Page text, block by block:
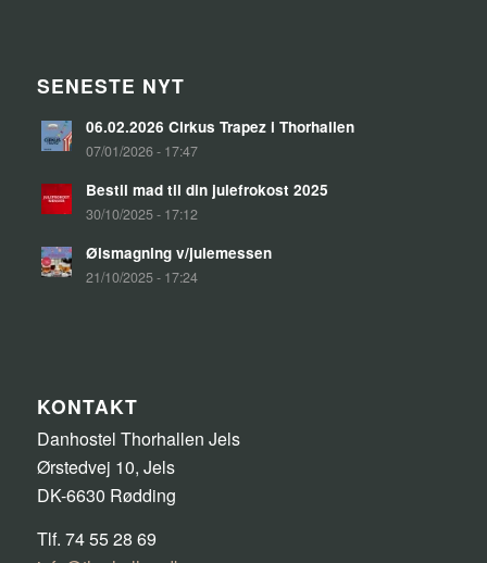
SENESTE NYT
06.02.2026 Cirkus Trapez i Thorhallen
07/01/2026 - 17:47
Bestil mad til din julefrokost 2025
30/10/2025 - 17:12
Ølsmagning v/julemessen
21/10/2025 - 17:24
KONTAKT
Danhostel Thorhallen Jels
Ørstedvej 10, Jels
DK-6630 Rødding
Tlf. 74 55 28 69